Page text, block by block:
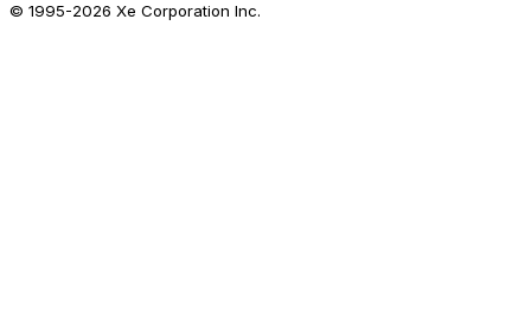
© 1995-2026 Xe Corporation Inc.